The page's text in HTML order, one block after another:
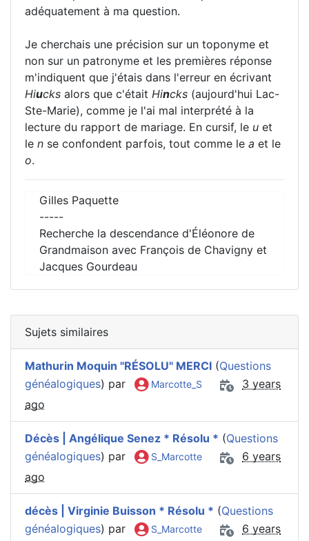
adéquatement à ma question.
Je cherchais une précision sur un toponyme et
non sur un patronyme et les premières réponse
m'indiquent que j'étais dans l'erreur en écrivant
Hiucks alors que c'était Hincks (aujourd'hui Lac-
Ste-Marie), comme je l'ai mal interprété à la
lecture du rapport de mariage. En cursif, le u et
le n se confondent parfois, tout comme le a et le
o.
Gilles Paquette
-----
Recherche la descendance d'Éléonore de
Grandmaison avec François de Chavigny et
Jacques Gourdeau
Sujets similaires
Mathurin Moquin "RÉSOLU" MERCI (Questions
généalogiques) par Marcotte_S
3 years
ago
Décès | Angélique Senez * Résolu * (Questions
généalogiques) par S_Marcotte
6 years
ago
décès | Virginie Buisson * Résolu * (Questions
généalogiques) par S_Marcotte
6 years